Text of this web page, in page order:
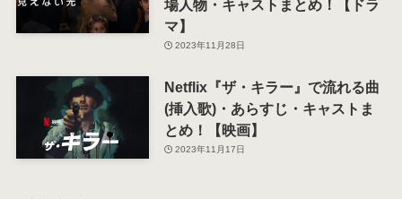
場人物・キャストまとめ！【ドラ
マ】
2023年11月28日
Netflix『ザ・キラー』で流れる曲
(挿入歌)・あらすじ・キャストま
とめ！【映画】
2023年11月17日